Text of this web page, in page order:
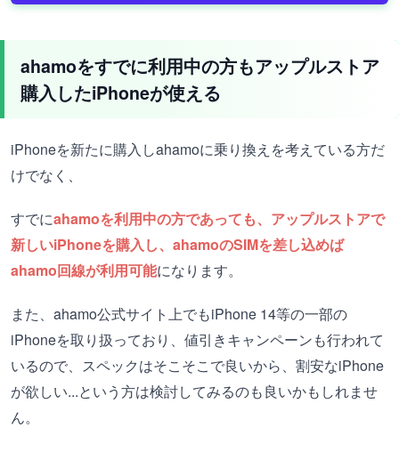
ahamoをすでに利用中の方もアップルストア
購入したiPhoneが使える
iPhoneを新たに購入しahamoに乗り換えを考えている方だ
けでなく、
すでにahamoを利用中の方であっても、アップルストアで
新しいiPhoneを購入し、ahamoのSIMを差し込めば
ahamo回線が利用可能になります。
また、ahamo公式サイト上でもiPhone 14等の一部の
iPhoneを取り扱っており、値引きキャンペーンも行われて
いるので、スペックはそこそこで良いから、割安なiPhone
が欲しい...という方は検討してみるのも良いかもしれませ
ん。